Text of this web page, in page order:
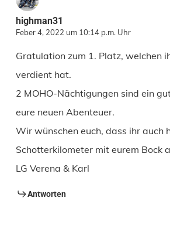
highman31
Feber 4, 2022 um 10:14 p.m. Uhr
Gratulation zum 1. Platz, welchen
verdient hat.
2 MOHO-Nächtigungen sind ein
eure neuen Abenteuer.
Wir wünschen euch, dass ihr auch
Schotterkilometer mit eurem Bock
LG Verena & Karl
Antworten